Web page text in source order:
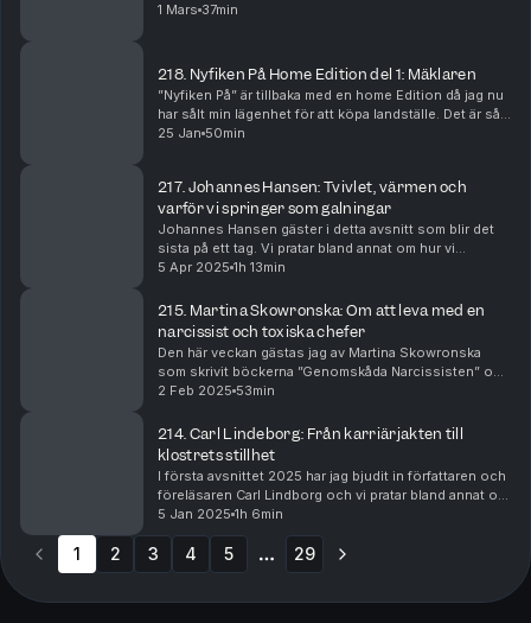
anlitade Stefan och hans kollega Jonas Torvestig på
1 Mars 37min
218. Nyfiken På Home Edition del 1: Mäklaren
”Nyfiken På” är tillbaka med en home Edition då jag nu
har sålt min lägenhet för att köpa landställe. Det är så
många frågor som kommer upp kring sälja, köpa
25 Jan 50min
217. Johannes Hansen: Tvivlet, värmen och
varför vi springer som galningar
Johannes Hansen gäster i detta avsnitt som blir det
sista på ett tag. Vi pratar bland annat om hur vi
hanterar när vi tvivlar på oss själva. Och då nämner
5 Apr 2025 1h 13min
215. Martina Skowronska: Om att leva med en
narcissist och toxiska chefer
Den här veckan gästas jag av Martina Skowronska
som skrivit böckerna ”Genomskåda Narcissisten” och
”Toxiska chefer”. Martina har själv levt i en relation
2 Feb 2025 53min
214. Carl Lindeborg: Från karriärjakten till
klostrets stillhet
I första avsnittet 2025 har jag bjudit in författaren och
föreläsaren Carl Lindborg och vi pratar bland annat om
det autentiska ledarskapet- kombination av inre och
5 Jan 2025 1h 6min
1 2 3 4 5 29